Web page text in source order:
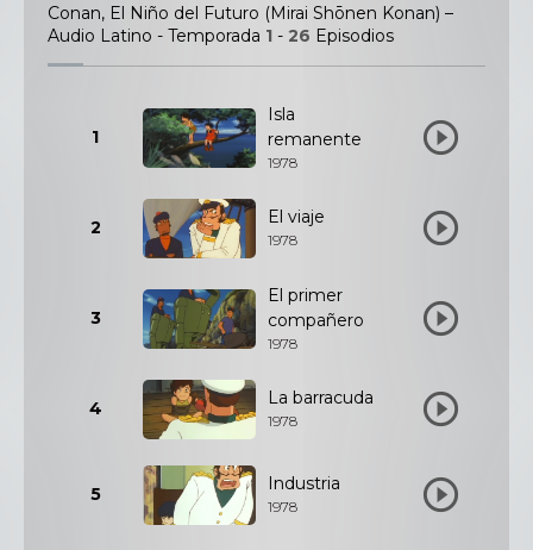
Conan, El Niño del Futuro (Mirai Shōnen Konan) –
Audio Latino - Temporada 1 - 26 Episodios
1
Isla
remanente
1978
2 El viaje
1978
3
El primer
compañero
1978
4 La barracuda
1978
5 Industria
1978